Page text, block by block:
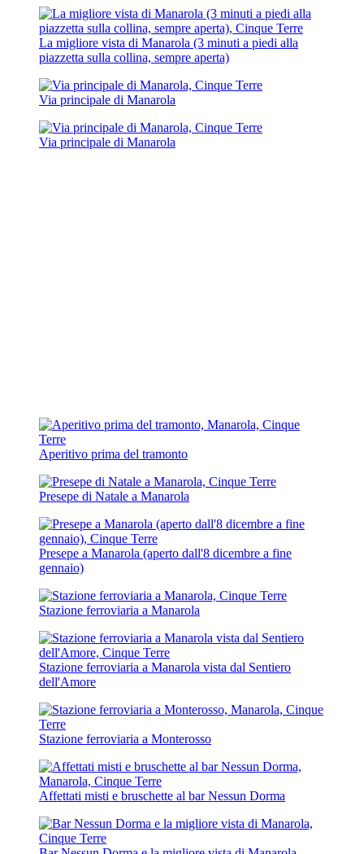
La migliore vista di Manarola (3 minuti a piedi alla
piazzetta sulla collina, sempre aperta)
Via principale di Manarola
Via principale di Manarola
Aperitivo prima del tramonto
Presepe di Natale a Manarola
Presepe a Manarola (aperto dall'8 dicembre a fine
gennaio)
Stazione ferroviaria a Manarola
Stazione ferroviaria a Manarola vista dal Sentiero
dell'Amore
Stazione ferroviaria a Monterosso
Affettati misti e bruschette al bar Nessun Dorma